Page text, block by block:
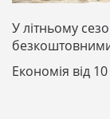
У літньому
Економія від